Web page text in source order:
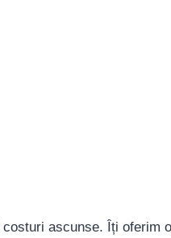
ascunse. Îți oferim